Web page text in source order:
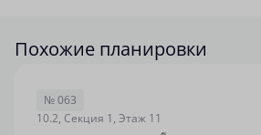
Похожие планировки
№ 063
10.2, Секция 1, Этаж 11